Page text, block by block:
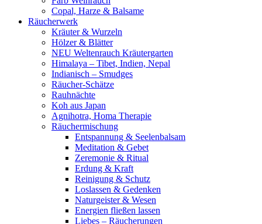
Copal, Harze & Balsame
Räucherwerk
Kräuter & Wurzeln
Hölzer & Blätter
NEU Weltenrauch Kräutergarten
Himalaya – Tibet, Indien, Nepal
Indianisch – Smudges
Räucher-Schätze
Rauhnächte
Koh aus Japan
Agnihotra, Homa Therapie
Räuchermischung
Entspannung & Seelenbalsam
Meditation & Gebet
Zeremonie & Ritual
Erdung & Kraft
Reinigung & Schutz
Loslassen & Gedenken
Naturgeister & Wesen
Energien fließen lassen
Liebes – Räucherungen